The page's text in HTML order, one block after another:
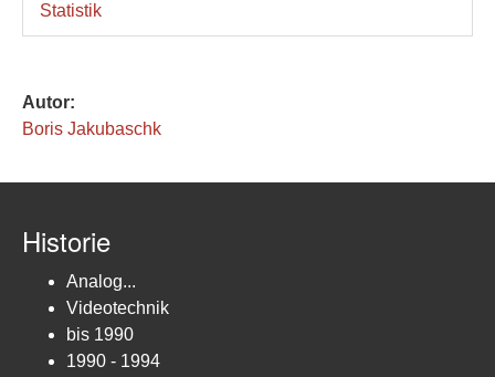
Statistik
Autor:
Boris Jakubaschk
Historie
Analog...
Videotechnik
bis 1990
1990 - 1994